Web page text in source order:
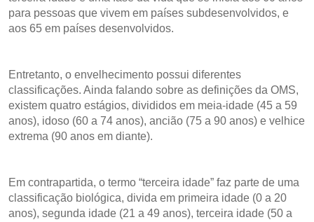
para pessoas que vivem em países subdesenvolvidos, e
aos 65 em países desenvolvidos.
Entretanto, o envelhecimento possui diferentes
classificações. Ainda falando sobre as definições da OMS,
existem quatro estágios, divididos em meia-idade (45 a 59
anos), idoso (60 a 74 anos), ancião (75 a 90 anos) e velhice
extrema (90 anos em diante).
Em contrapartida, o termo “terceira idade” faz parte de uma
classificação biológica, divida em primeira idade (0 a 20
anos), segunda idade (21 a 49 anos), terceira idade (50 a